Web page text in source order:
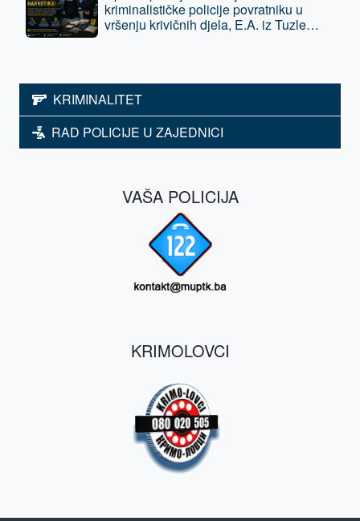
kriminalističke policije povratniku u
vršenju krivičnih djela, E.A. iz Tuzle
KRIMINALITET
RAD POLICIJE U ZAJEDNICI
VAŠA POLICIJA
KRIMOLOVCI